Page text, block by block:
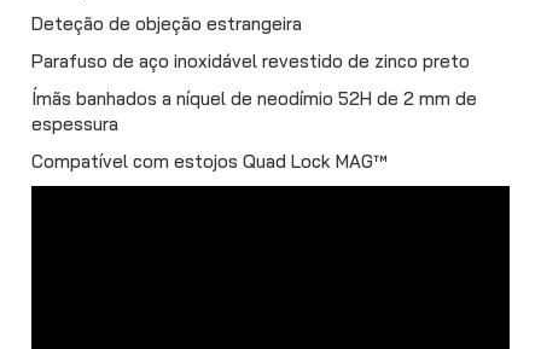
Deteção de objeção estrangeira
Parafuso de aço inoxidável revestido de zinco preto
Ímãs banhados a níquel de neodímio 52H de 2 mm de
espessura
Compatível com estojos Quad Lock MAG™